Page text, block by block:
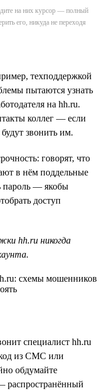
на них курсор — полный
его, никуда не переходя
техподдержкой
пытаются узнать
на hh.ru.
коллег — если
звонить им.
говорят, что
в нём поддельные
пароль — якобы
доступ
hh.ru никогда
специалист hh.ru
из СМС или
обдумайте
распространённый